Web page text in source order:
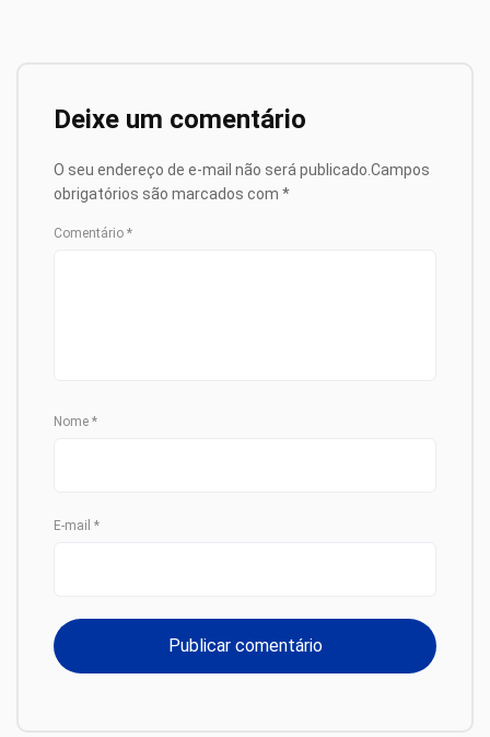
Deixe um comentário
O seu endereço de e-mail não será publicado. Campos
obrigatórios são marcados com *
Comentário *
Nome *
E-mail *